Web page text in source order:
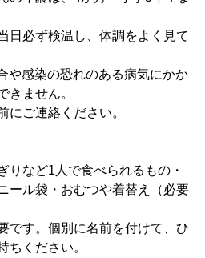
日必ず検温し、体調をよく見て
や感染の恐れのある病気にかか
きません。
にご連絡ください。
りなど1人で食べられるもの・
ール袋・おむつや着替え（必要
です。個別に名前を付けて、ひ
ちください。